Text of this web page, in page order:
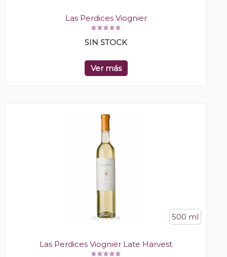
Las Perdices Viognier
SIN STOCK
Ver más
500 ml
Las Perdices Viognier Late Harvest